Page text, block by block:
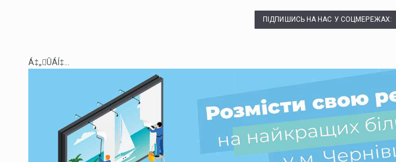
ПІДПИШИСЬ НА НАС У СОЦМЕРЕЖАХ:
Á‡„ÛÁÍ‡...